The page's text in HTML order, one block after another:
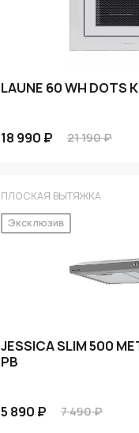
LAUNE 60 WH DOTS K
18 990 ₽ 21 190 ₽
ПЛОСКАЯ ВЫТЯЖКА
Эксклюзив
JESSICA SLIM 500
PB
5 890 ₽ 7 490 ₽